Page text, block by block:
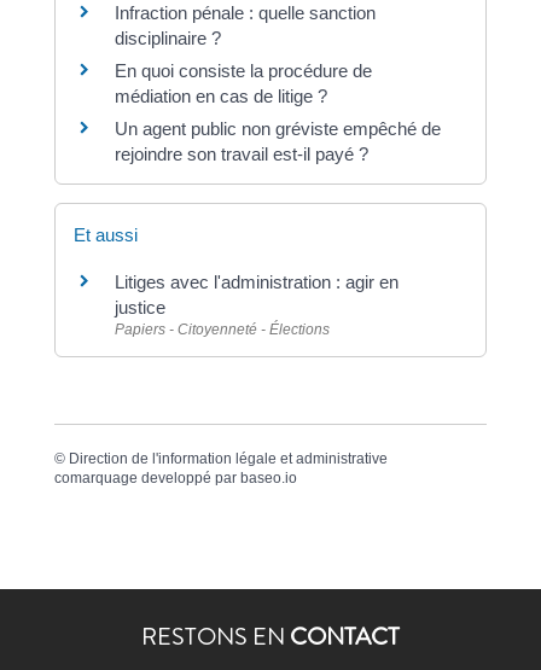
Infraction pénale : quelle sanction
disciplinaire ?
En quoi consiste la procédure de
médiation en cas de litige ?
Un agent public non gréviste empêché de
rejoindre son travail est-il payé ?
Et aussi
Litiges avec l'administration : agir en
justice
Papiers - Citoyenneté - Élections
© Direction de l'information légale et administrative
comarquage developpé par baseo.io
RESTONS EN CONTACT